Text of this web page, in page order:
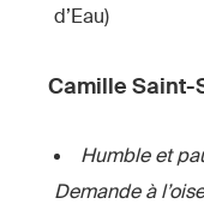
d’Eau)
Camille Saint-
Humble et
Demande à